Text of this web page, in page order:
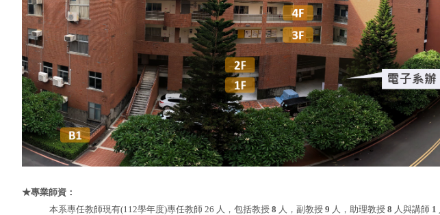
★專業師資：
本系專任教師現有(112學年度)專任教師 26 人，包括教授 8 人，副教授 9 人，助理教授 8 人與講師 1